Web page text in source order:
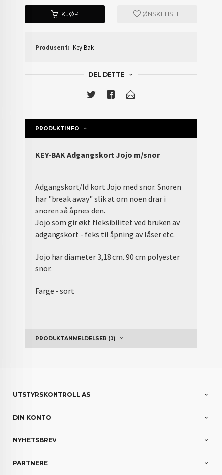
KJØP ØNSKELISTE
Produsent: Key Bak
DEL DETTE
PRODUKTINFO
KEY-BAK Adgangskort Jojo m/snor
Adgangskort/Id kort Jojo med snor. Snoren
har "break away" slik at om noen drar i
snoren så åpnes den.
Jojo som gir økt fleksibilitet ved bruken av
adgangskort - feks til åpning av låser etc.
Jojo har diameter 3,18 cm. 90 cm polyester
snor.
Farge - sort
PRODUKTANMELDELSER (0)
UTSTYRSKONTROLL AS
DIN KONTO
NYHETSBREV
PARTNERE